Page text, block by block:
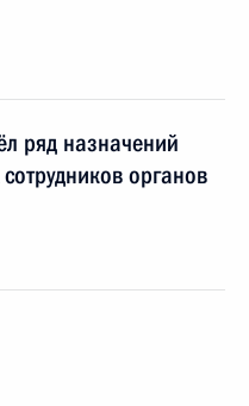
ряд назначений
органов